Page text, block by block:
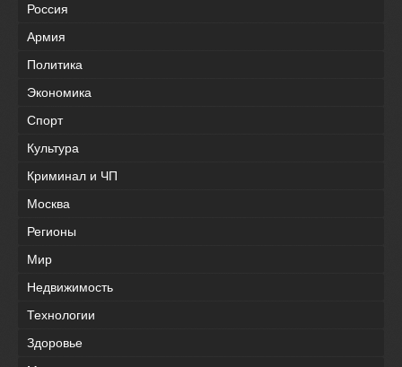
Россия
Армия
Политика
Экономика
Спорт
Культура
Криминал и ЧП
Москва
Регионы
Мир
Недвижимость
Технологии
Здоровье